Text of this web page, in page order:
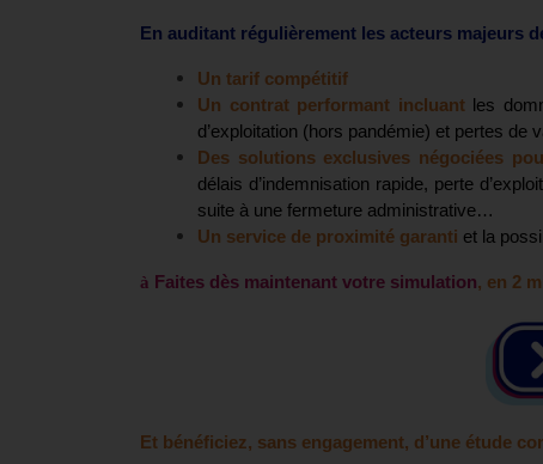
En auditant régulièrement les acteurs majeurs
Un tarif compétitif
Un contrat performant incluant
les
d’exploitation (hors pandémie) et pertes
Des solutions exclusives négociées
délais d’indemnisation rapide, perte
suite à une fermeture administrative…
Un service de proximité garanti et la
à Faites dès maintenant votre simulation, en 2
Et bénéficiez, sans engagement, d’une étude